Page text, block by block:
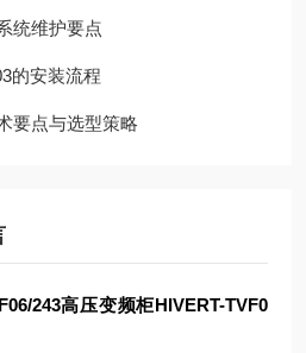
统维护要点
的安装流程
要点与选型策略
243高压变频柜HIVERT-TVF0